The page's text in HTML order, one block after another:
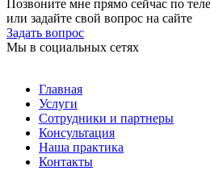
Позвоните мне прямо сейчас по
или задайте свой вопрос на сайте
Задать вопрос
Мы в социальных сетях
Главная
Услуги
Сотрудники и партнеры
Консультация
Наша практика
Контакты